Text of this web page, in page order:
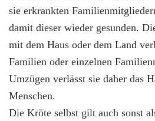
sie erkrankten
damit dieser wieder gesunden.
mit dem Haus oder dem Land
Familien oder einzelnen
Umzügen verlässt sie daher das
Menschen.
Die Kröte selbst gilt auch sonst